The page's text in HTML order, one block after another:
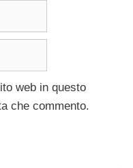
web in questo
che commento.